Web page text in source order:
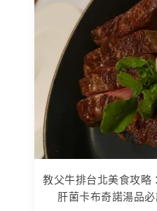
教父牛排台北美食攻略
肝菌卡布奇諾湯品